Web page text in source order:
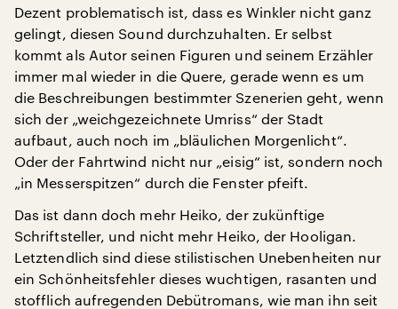
Dezent problematisch ist, dass es Winkler nicht ganz
gelingt, diesen Sound durchzuhalten. Er selbst
kommt als Autor seinen Figuren und seinem Erzähler
immer mal wieder in die Quere, gerade wenn es um
die Beschreibungen bestimmter Szenerien geht, wenn
sich der „weichgezeichnete Umriss“ der Stadt
aufbaut, auch noch im „bläulichen Morgenlicht“.
Oder der Fahrtwind nicht nur „eisig“ ist, sondern noch
„in Messerspitzen“ durch die Fenster pfeift.
Das ist dann doch mehr Heiko, der zukünftige
Schriftsteller, und nicht mehr Heiko, der Hooligan.
Letztendlich sind diese stilistischen Unebenheiten nur
ein Schönheitsfehler dieses wuchtigen, rasanten und
stofflich aufregenden Debütromans, wie man ihn seit